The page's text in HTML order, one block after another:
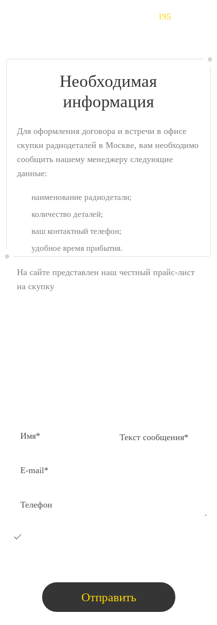
195
Необходимая
информация
Для оформления договора и встречи в офисе
скупки радиодеталей в Москве, вам необходимо
сообщить нашему менеджеру следующие
данные:
наименование радиодетали;
количество деталей;
ваш контактный телефон;
удобное время прибытия.
На сайте представлен наш честный прайс-лист
на скупку